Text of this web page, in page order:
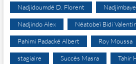
Nadjidoumdé D. Florent
Nadjindo Alex Néatobeï Bidi
Pahimi Padacké Albert Roy Moussa
stagiaire Succès Masra Tahir